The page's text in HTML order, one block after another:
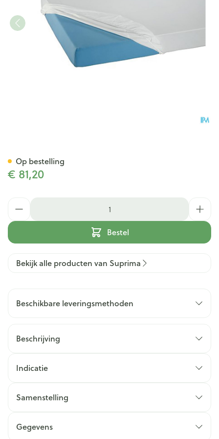
€ 81,20
Bestel
Op bestelling
Bekijk alle producten van Suprima
Beschikbare leveringsmethoden
Beschrijving
Indicatie
Samenstelling
Gegevens